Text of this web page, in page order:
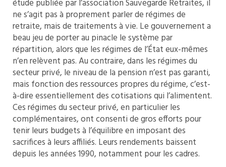
étude publiée par l’association Sauvegarde Retraites, il
ne s’agit pas à proprement parler de régimes de
retraite, mais de traitements à vie. Le gouvernement a
beau jeu de porter au pinacle le système par
répartition, alors que les régimes de l’État eux-mêmes
n’en relèvent pas. Au contraire, dans les régimes du
secteur privé, le niveau de la pension n’est pas garanti,
mais fonction des ressources propres du régime, c’est-
à-dire essentiellement des cotisations qui l’alimentent.
Ces régimes du secteur privé, en particulier les
complémentaires, ont consenti de gros efforts pour
tenir leurs budgets à l’équilibre en imposant des
sacrifices à leurs affiliés. Leurs rendements baissent
depuis les années 1990, notamment pour les cadres.